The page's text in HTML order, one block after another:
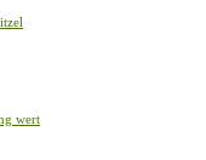
wert